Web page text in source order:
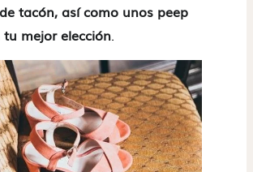
tacón, así como unos peep
mejor elección.